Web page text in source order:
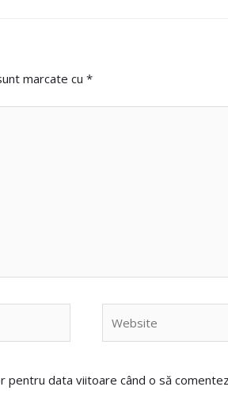
marcate cu *
pentru data viitoare când o să